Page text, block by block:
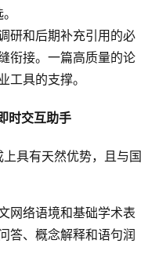
研和后期补充引用的必
衔接。一篇高质量的论
工具的支撑。
时交互助手
具有天然优势，且与国
网络语境和基础学术表
答、概念解释和语句润